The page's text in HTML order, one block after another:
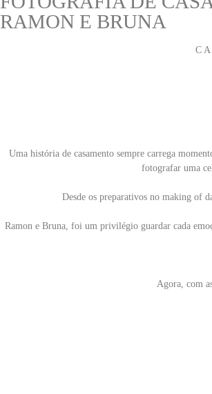
RAMON E BRUNA
Uma história de casamento sempre carrega
fotografar uma
Desde os preparativos no making of
Ramon e Bruna, foi um privilégio guardar cada
Agora, com